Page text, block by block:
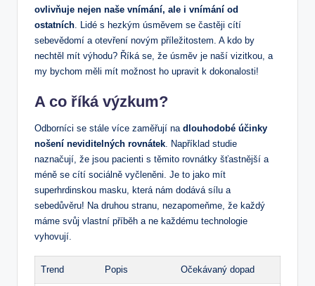
ovlivňuje nejen naše vnímání, ale i vnímání od
ostatních. Lidé s hezkým úsměvem se častěji cítí
sebevědomí a otevření novým příležitostem. A kdo by
nechtěl mít výhodu? Říká se, že úsměv je naší vizitkou, a
my bychom měli mít možnost ho upravit k dokonalosti!
A co říká výzkum?
Odborníci se stále více zaměřují na dlouhodobé účinky
nošení neviditelných rovnátek. Například studie
naznačují, že jsou pacienti s těmito rovnátky šťastnější a
méně se cítí sociálně vyčleněni. Je to jako mít
superhrdinskou masku, která nám dodává sílu a
sebedůvěru! Na druhou stranu, nezapomeňme, že každý
máme svůj vlastní příběh a ne každému technologie
vyhovují.
Trend Popis Očekávaný dopad